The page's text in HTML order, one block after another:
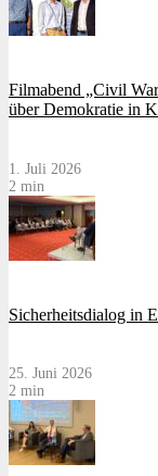
Filmabend „Civil
über Demokratie in
1. Juli 2026
2 min
Sicherheitsdialog in
25. Juni 2026
2 min